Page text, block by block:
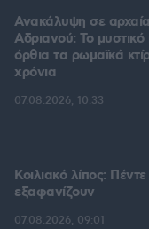
Ανακάλυψη σε
Αδριανού: Το
όρθια τα ρωμαϊκά
χρόνια
07.08.2026, 10:33
Κοιλιακό λίπος:
εξαφανίζουν
07.08.2026, 09:01